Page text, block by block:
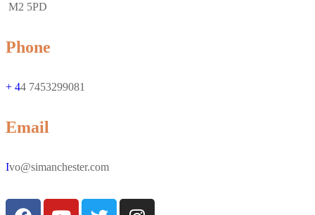
M2 5PD
Phone
+ 44 7453299081
Email
Ivo@simanchester.com